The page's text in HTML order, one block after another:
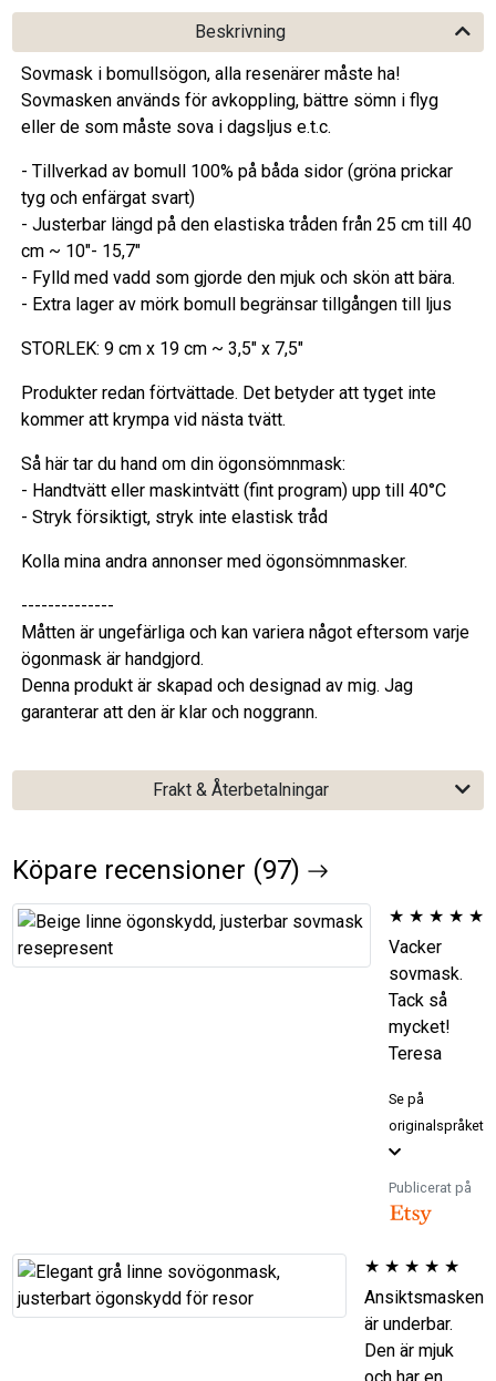
Beskrivning
Sovmask i bomullsögon, alla resenärer måste ha!
Sovmasken används för avkoppling, bättre sömn i flyg
eller de som måste sova i dagsljus e.t.c.
- Tillverkad av bomull 100% på båda sidor (gröna prickar
tyg och enfärgat svart)
- Justerbar längd på den elastiska tråden från 25 cm till 40
cm ~ 10"- 15,7"
- Fylld med vadd som gjorde den mjuk och skön att bära.
- Extra lager av mörk bomull begränsar tillgången till ljus
STORLEK: 9 cm x 19 cm ~ 3,5" x 7,5"
Produkter redan förtvättade. Det betyder att tyget inte
kommer att krympa vid nästa tvätt.
Så här tar du hand om din ögonsömnmask:
- Handtvätt eller maskintvätt (fint program) upp till 40°C
- Stryk försiktigt, stryk inte elastisk tråd
Kolla mina andra annonser med ögonsömnmasker.
--------------
Måtten är ungefärliga och kan variera något eftersom varje
ögonmask är handgjord.
Denna produkt är skapad och designad av mig. Jag
garanterar att den är klar och noggrann.
Frakt & Återbetalningar
Köpare recensioner (97)
★ ★ ★ ★ ★
Vacker
sovmask.
Tack så
mycket!
Teresa
Se på
originalspråket
Publicerat på
★ ★ ★ ★ ★
Ansiktsmasken
är underbar.
Den är mjuk
och har en